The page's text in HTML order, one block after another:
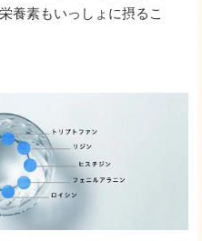
養素もいっしょに摂るこ